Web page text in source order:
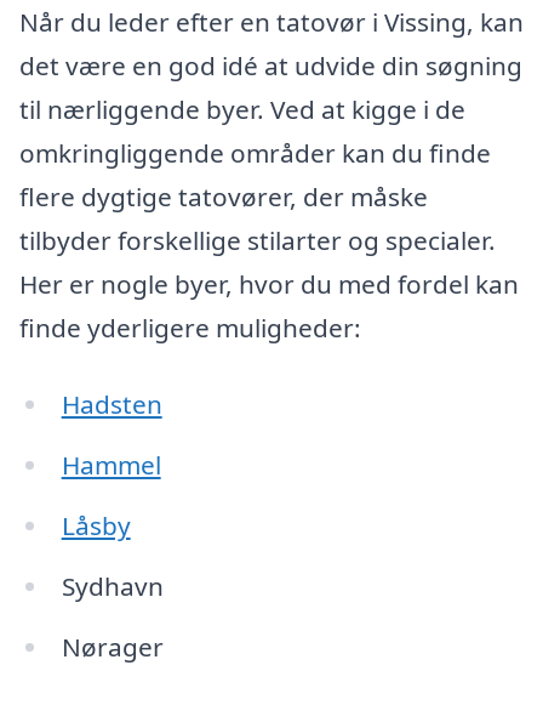
Når du leder efter en tatovør i Vissing, kan
det være en god idé at udvide din søgning
til nærliggende byer. Ved at kigge i de
omkringliggende områder kan du finde
flere dygtige tatovører, der måske
tilbyder forskellige stilarter og specialer.
Her er nogle byer, hvor du med fordel kan
finde yderligere muligheder:
Hadsten
Hammel
Låsby
Sydhavn
Nørager